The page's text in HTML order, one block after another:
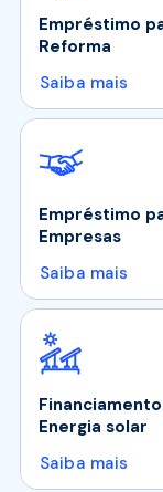
Empréstimo
Reforma
Saiba mais
Empréstimo
Empresas
Saiba mais
Energia solar
Saiba mais